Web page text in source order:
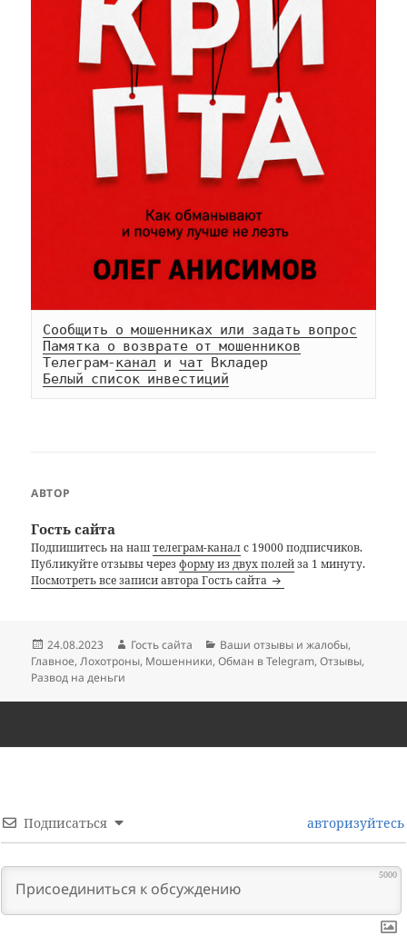
Сообщить о мошенниках или задать вопрос
Памятка о возврате от мошенников
Телеграм-канал и чат
Белый список инвестиций
АВТОР
Гость сайта
Подпишитесь на наштелеграм-каналс 19000 подписчиков.
Публикуйте отзывы черезформу из двух полейза 1 минуту.
Посмотреть все записи автора Гость сайта
Опубликовано
24.08.2023 Автор
Гость сайта Рубрики
Ваши отзывы и жалобы,
Главное,Лохотроны, Мошенники,Обман в Telegram,Отзывы,
Развод на деньги
Подписаться авторизуйтесь
5000